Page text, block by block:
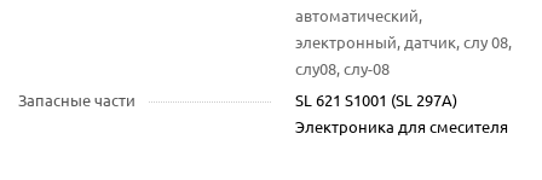
автоматический,
электронный, датчик, слу 08,
слу08, слу-08
Запасные части
SL 621 S1001 (SL 297A)
Электроника для смесителя